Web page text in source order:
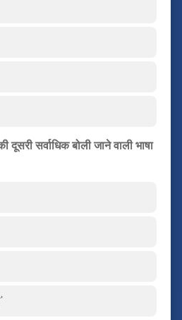
दूसरी सर्वाधिक बोली जाने वाली भाषा